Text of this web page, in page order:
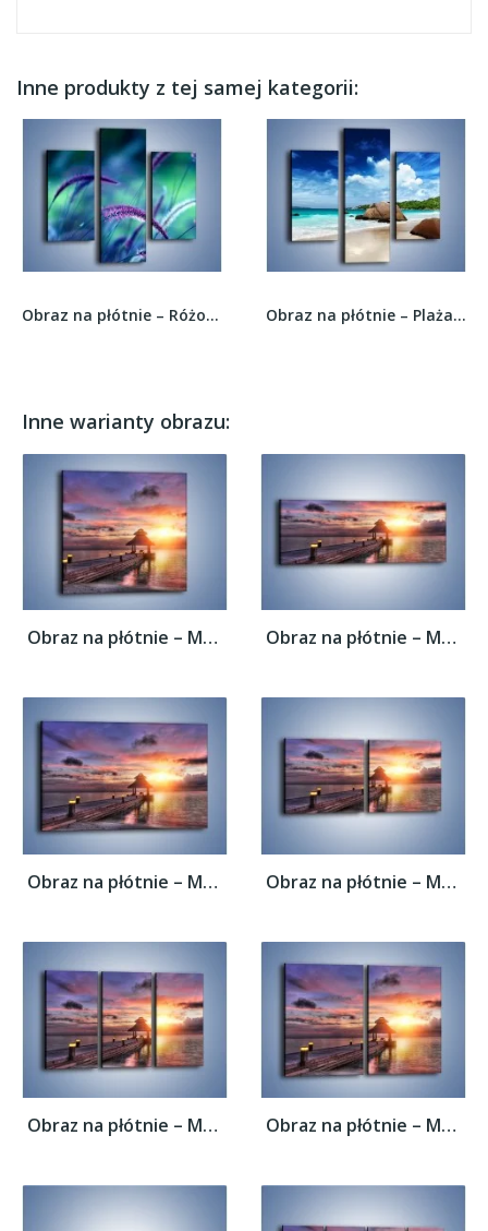
Inne produkty z tej samej kategorii:
Obraz na płótnie – Różowo-fioletowe źdźbła –... Obraz na płótnie – Plaża niczym biały puch –...
Inne warianty obrazu:
Obraz na płótnie – Most oświetlony... Obraz na płótnie – Most oświetlony...
Obraz na płótnie – Most oświetlony... Obraz na płótnie – Most oświetlony...
Obraz na płótnie – Most oświetlony... Obraz na płótnie – Most oświetlony...